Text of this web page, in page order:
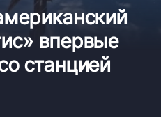
впервые
станцией